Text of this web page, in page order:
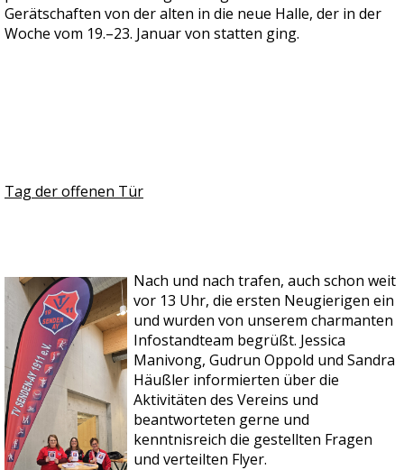
Gerätschaften von der alten in die neue Halle, der in der
Woche vom 19.–23. Januar von statten ging.
Tag der offenen Tür
Nach und nach trafen, auch schon weit
vor 13 Uhr, die ersten Neugierigen ein
und wurden von unserem charmanten
Infostandteam begrüßt. Jessica
Manivong, Gudrun Oppold und Sandra
Häußler informierten über die
Aktivitäten des Vereins und
beantworteten gerne und
kenntnisreich die gestellten Fragen
und verteilten Flyer.